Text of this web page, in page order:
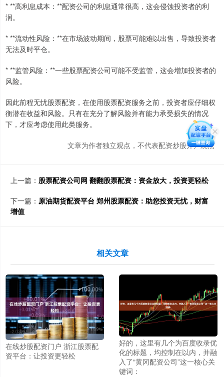
* **高利息成本：**配资公司的利息通常很高，这会侵蚀投资者的利
润。
* **流动性风险：**在市场波动期间，股票可能难以出售，导致投资者
无法及时平仓。
* **监管风险：**一些股票配资公司可能不受监管，这会增加投资者的
风险。
因此前程无忧股票配资，在使用股票配资服务之前，投资者应仔细权
衡潜在收益和风险。只有在充分了解风险并有能力承受损失的情况
下，才应考虑使用此类服务。
文章为作者独立观点，不代表配资炒股开户观点
上一篇： 股票配资公司网 翻翻股票配资：资金放大，投资更轻松
下一篇： 原油期货配资平台 郑州股票配资：助您投资无忧，财富
增值
相关文章
在线炒股配资门户 浙江股票配
资平台：让投资更轻松
好的，这里有几个为百度收录优
化的标题，均控制在以内，并融
入了“黄冈配资公司”这一核心关
键词：